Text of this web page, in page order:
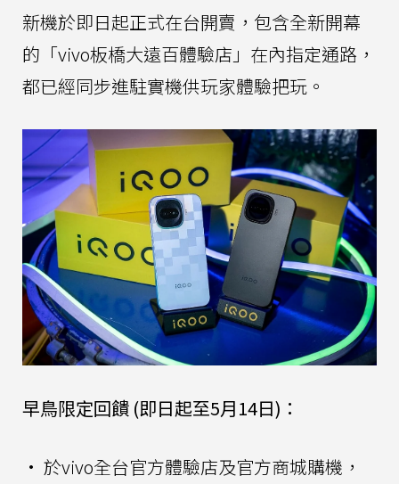
新機於即日起正式在台開賣，包含全新開幕
的「vivo板橋大遠百體驗店」在內指定通路，
都已經同步進駐實機供玩家體驗把玩。
早鳥限定回饋 (即日起至5月14日)：
• 於vivo全台官方體驗店及官方商城購機，